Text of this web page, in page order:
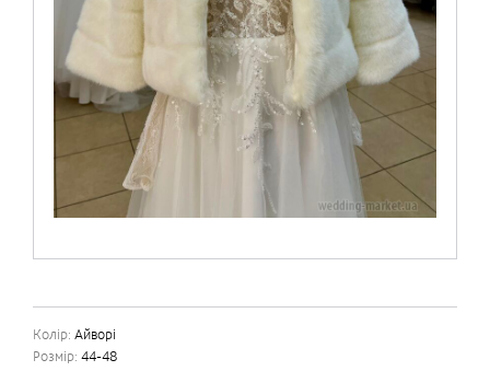
Колір: Айворі
Розмір: 44-48